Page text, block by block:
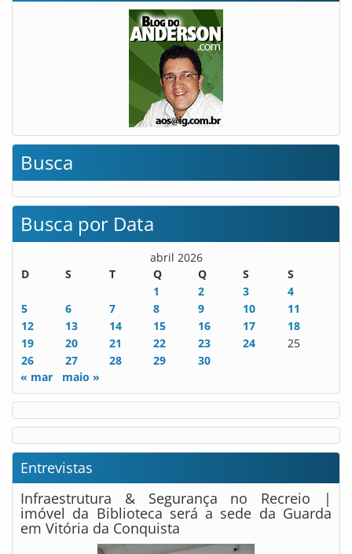
Busca
Busca por Data
abril 2026
D
S T Q Q S
S
1
2 3
4
5
6 7 8 9 10
11
12
13 14 15 16 17
18
19
20 21 22 23 24
25
26
27 28 29
30
« mar
maio »
Entrevistas
Infraestrutura & Segurança no Recreio |
imóvel da Biblioteca será a sede da Guarda
em Vitória da Conquista